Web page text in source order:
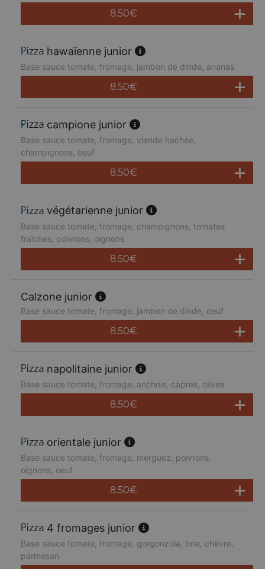
8.50€
hawaïenne junior
Base sauce tomate, fromage, jambon de dinde, ananas
8.50€
campione junior
Base sauce tomate, fromage, viande hachée,
champignons, oeuf
8.50€
végétarienne junior
Base sauce tomate, fromage, champignons, tomates
fraîches, poivrons, oignons
8.50€
Calzone junior
Base sauce tomate, fromage, jambon de dinde, oeuf
8.50€
napolitaine junior
Base sauce tomate, fromage, anchois, câpres, olives
8.50€
orientale junior
Base sauce tomate, fromage, merguez, poivrons,
oignons, oeuf
8.50€
4 fromages junior
Base sauce tomate, fromage, gorgonzola, brie, chèvre,
parmesan